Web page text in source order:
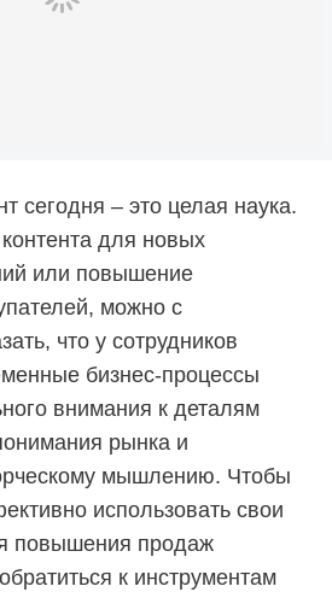
сегодня – это целая наука.
для новых
или повышение
можно с
что у сотрудников
бизнес-процессы
внимания к деталям
рынка и
мышлению. Чтобы
использовать свои
повышения продаж
к инструментам